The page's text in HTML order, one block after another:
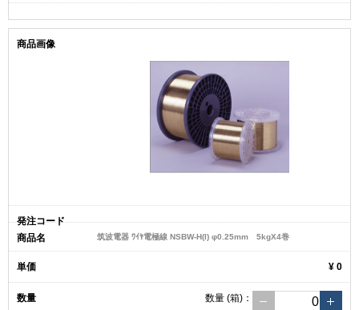
筑波電器 ﾜｲﾔ電極線 NSBW-H(I) φ0.25mm 5kgX4巻
¥ 0
数量 (箱) ：